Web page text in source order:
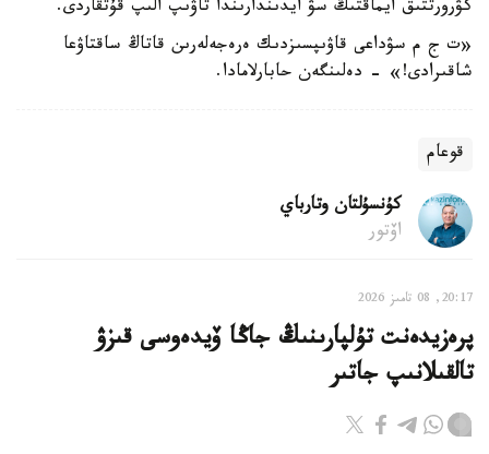
كۋرورتتىق ايماقتىڭ سۋ ايدىندارىندا تاۋىپ الىپ قۇتقاردى.
«ت ج م سۋداعى قاۋىپسىزدىك ەرەجەلەرىن قاتاڭ ساقتاۋعا
شاقىرادى!» - دەلىنگەن حابارلامادا.
قوعام
كۇنسۇلتان وتارباي
اۆتور
20:17, 08 تامىز 2026
پرەزيدەنت تۇلپارىنىڭ جاڭا ۆيدەوسى قىزۋ
تالقىلانىپ جاتىر